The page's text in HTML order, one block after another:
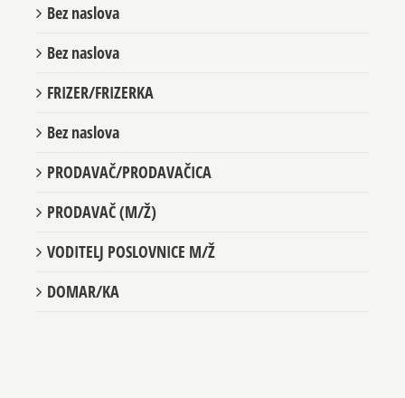
Bez naslova
Bez naslova
FRIZER/FRIZERKA
Bez naslova
PRODAVAČ/PRODAVAČICA
PRODAVAČ (M/Ž)
VODITELJ POSLOVNICE M/Ž
DOMAR/KA